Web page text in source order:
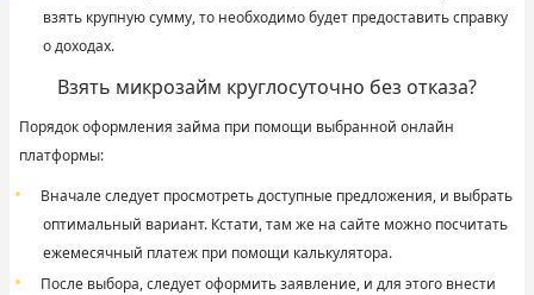
взять крупную сумму, то необходимо будет предоставить справку
о доходах.
Взять микрозайм круглосуточно без отказа?
Порядок оформления займа при помощи выбранной онлайн
платформы:
Вначале следует просмотреть доступные предложения, и выбрать
оптимальный вариант. Кстати, там же на сайте можно посчитать
ежемесячный платеж при помощи калькулятора.
После выбора, следует оформить заявление, и для этого внести